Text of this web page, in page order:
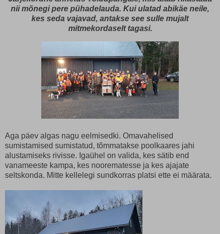
nii mõnegi pere pühadelauda. Kui ulatad abikäe neile,
kes seda vajavad, antakse see sulle mujalt
mitmekordaselt tagasi.
Aga päev algas nagu eelmisedki. Omavahelised
sumistamised sumistatud, tõmmatakse poolkaares jahi
alustamiseks rivisse. Igaühel on valida, kes sätib end
vanameeste kampa, kes noorematesse ja kes ajajate
seltskonda. Mitte kellelegi sundkorras platsi ette ei määrata.